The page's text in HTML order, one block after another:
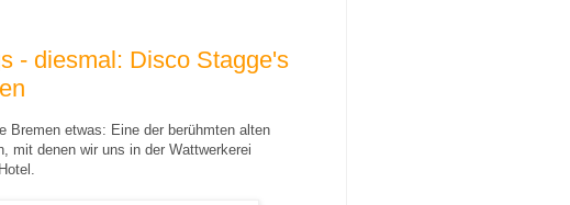
- diesmal: Disco Stagge's
Bremen etwas: Eine der berühmten alten
mit denen wir uns in der Wattwerkerei